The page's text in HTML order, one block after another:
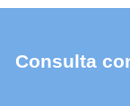
Consulta